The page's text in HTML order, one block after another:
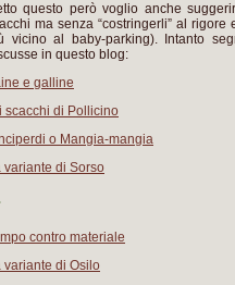
questo però voglio anche
ma senza “costringerli” al
vicino al baby-parking). Intanto
in questo blog:
e galline
scacchi di Pollicino
o Mangia-mangia
variante di Sorso
contro materiale
variante di Osilo